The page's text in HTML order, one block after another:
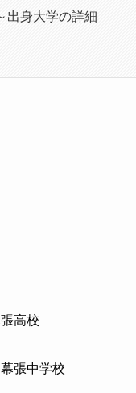
出身大学の詳細
高校
張中学校